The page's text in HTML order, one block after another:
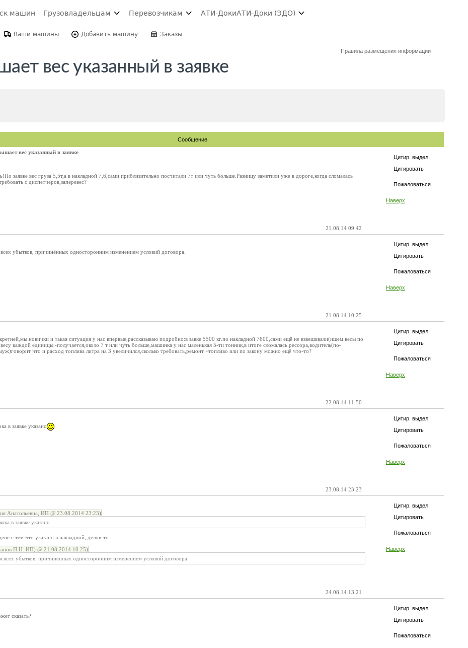
машин Грузовладельцам Перевозчикам АТИ-ДокиАТИ-Доки (ЭДО)
Ваши машины Добавить машину Заказы
Правила размещения информации
вес указанный в заявке
Сообщение
Цитир. выдел.
Цитировать
Пожаловаться
Наверх
вес указанный в заявке
заявке вес груза 5,5т,а в накладной 7,6,сами приблизительно посчитали 7т или чуть больше.Разницу заметили уже в дороге,когда сломалась
с диспетчеров,заперевес?
21.08.14 09:42
Цитир. выдел.
Цитировать
Пожаловаться
Наверх
убытков, причинённых односторонним изменением условий договора.
21.08.14 10:25
Цитир. выдел.
Цитировать
Пожаловаться
Наверх
новички и такая ситуация у нас впервые,рассказываю подробно:в завке 5500 кг.по накладной 7600,сами ещё не взвешивали(ищем весы по
каждой единицы -получается,около 7 т или чуть больше,машинка у нас маленькая 5-ти тонник,в итоге сломалась рессора,водитель(по-
что и расход топлива литра на 3 увеличился,сколько требовать,ремонт +топливо или по закону можно ещё что-то?
22.08.14 11:50
Цитир. выдел.
Цитировать
Пожаловаться
Наверх
в заявке указано
23.08.14 23:23
Цитир. выдел.
Цитировать
Пожаловаться
Наверх
Анатольевна, ИП @ 23.08.2014 23:23)
в заявке указано
с тем что указано в накладной, делов-то.
П.Н. ИП) @ 21.08.2014 10:25)
всех убытков, причинённых односторонним изменением условий договора.
24.08.14 13:21
Цитир. выдел.
Цитировать
Пожаловаться
сказать?